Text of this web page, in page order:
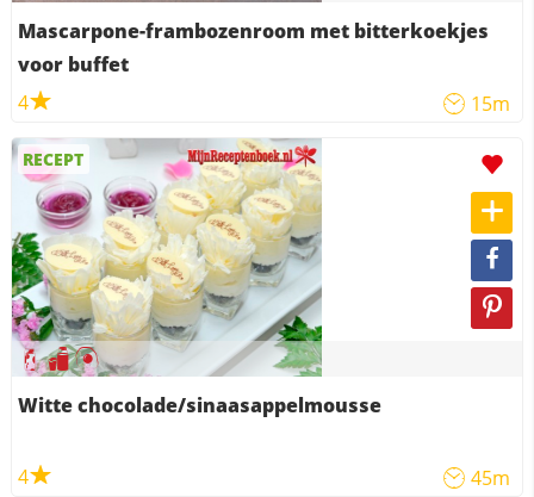
Mascarpone-frambozenroom met bitterkoekjes
voor buffet
4
15m
RECEPT
Witte chocolade/sinaasappelmousse
4 45m